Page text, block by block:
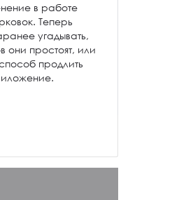
в работе
Теперь
угадывать,
они простоят, или
продлить